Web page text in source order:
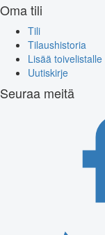
Oma tili
Tili
Tilaushistoria
Lisää toivelistalle
Uutiskirje
Seuraa meitä